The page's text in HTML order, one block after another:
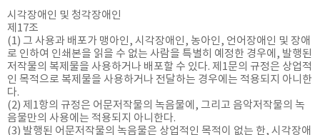
시각장애인 및 청각장애인
제17조
(1) 그 사용과 배포가 맹아인, 시각장애인, 농아인, 언어장애인 및 장애
로 인하여 인쇄본을 읽을 수 없는 사람을 특별히 예정한 경우에, 발행된
저작물의 복제물을 사용하거나 배포할 수 있다. 제1문의 규정은 상업적
인 목적으로 복제물을 사용하거나 전달하는 경우에는 적용되지 아니한
다.
(2) 제1항의 규정은 어문저작물의 녹음물에, 그리고 음악저작물의 녹
음물만의 사용에는 적용되지 아니한다.
(3) 발행된 어문저작물의 녹음물은 상업적인 목적이 없는 한, 시각장애